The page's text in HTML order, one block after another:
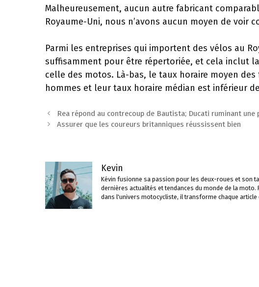
Malheureusement, aucun autre fabricant
Royaume-Uni, nous n’avons aucun moyen de voir
Parmi les entreprises qui importent des vélos au
suffisamment pour être répertoriée, et cela inclut
celle des motos. Là-bas, le taux horaire moyen
hommes et leur taux horaire médian est inférieur de
Navigation
des
Rea répond au contrecoup de Bautista; Ducati ruminant une
Assurer que les coureurs britanniques réussissent bien
Kevin
Kévin fusionne sa passion pour les deux-roues et son
dernières actualités et tendances du monde de la
dans l'univers motocycliste, il transforme chaque